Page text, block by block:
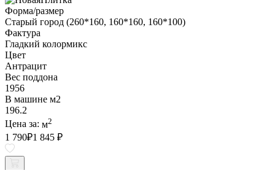
Форма/размер
Старый город (260*160, 160*160, 160*100)
Фактура
Гладкий колормикс
Цвет
Антрацит
Вес поддона
1956
В машине м2
196.2
Цена за: м2
1 790₽1 845 ₽